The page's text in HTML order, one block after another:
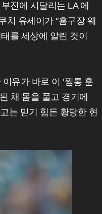
진에 시달리는 LA 에
치 유세이가 "홈구장 웨
를 세상에 알린 것이
유가 바로 이 ‘찜통 훈
채 몸을 풀고 경기에
는 믿기 힘든 황당한 현